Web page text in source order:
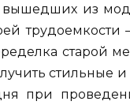
из
старой
при